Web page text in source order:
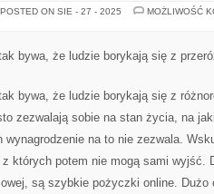
POSTED ON SIE - 27 - 2025
MOŻLIWOŚĆ
bywa, że ludzie borykają się z
bywa, że ludzie borykają się z
zezwalają sobie na stan życia, na
wynagrodzenie na to nie zezwala.
z których potem nie mogą sami wyjść.
są szybkie pożyczki online. Dużo